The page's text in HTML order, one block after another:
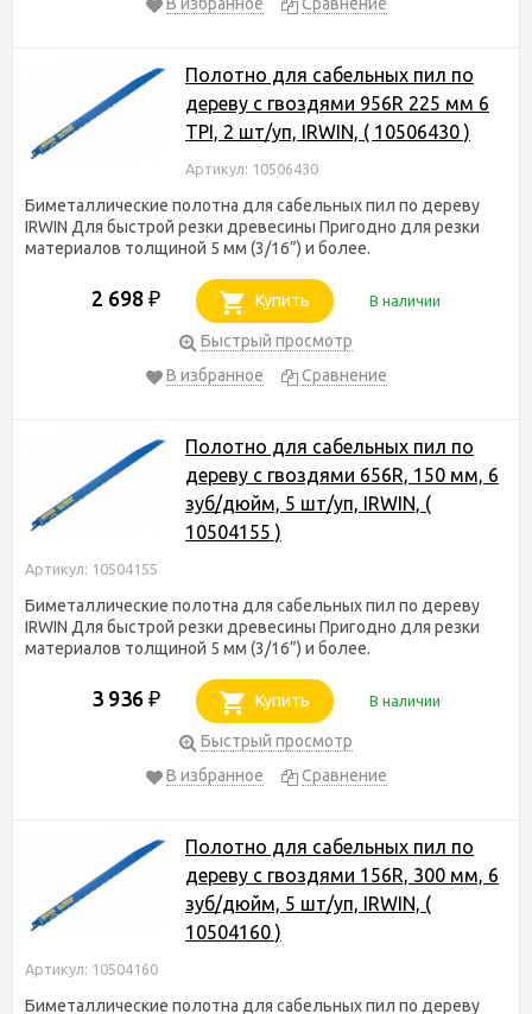
В избранное
Сравнение
Полотно для сабельных пил по
дереву с гвоздями 956R 225 мм 6
TPI, 2 шт/уп, IRWIN, ( 10506430 )
Артикул: 10506430
Биметаллические полотна для сабельных пил по дереву
IRWIN Для быстрой резки древесины Пригодно для резки
материалов толщиной 5 мм (3/16”) и более.
2 698 ₽ Купить В наличии
Быстрый просмотр
В избранное
Сравнение
Полотно для сабельных пил по
дереву с гвоздями 656R, 150 мм, 6
зуб/дюйм, 5 шт/уп, IRWIN, (
10504155 )
Артикул: 10504155
Биметаллические полотна для сабельных пил по дереву
IRWIN Для быстрой резки древесины Пригодно для резки
материалов толщиной 5 мм (3/16”) и более.
3 936 ₽ Купить В наличии
Быстрый просмотр
В избранное
Сравнение
Полотно для сабельных пил по
дереву с гвоздями 156R, 300 мм, 6
зуб/дюйм, 5 шт/уп, IRWIN, (
10504160 )
Артикул: 10504160
Биметаллические полотна для сабельных пил по дереву